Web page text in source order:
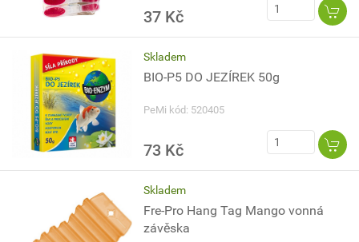
37 Kč
Skladem
BIO-P5 DO JEZÍREK 50g
PeMi kód: 520405
73 Kč
Skladem
Fre-Pro Hang Tag Mango vonná
závěska